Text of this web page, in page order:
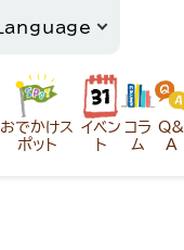
おでかけス
ポット
イベン
ト
コラ
ム
Q&
A